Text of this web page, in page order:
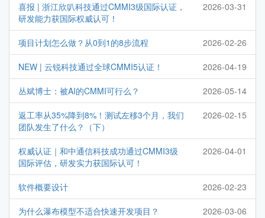
喜报 | 浙江欣叭科技通过CMMI3级国际认证，
研发能力获国际权威认可！
2026-03-31
项目计划怎么做？从0到1的8步流程 2026-02-26
NEW | 云锐科技通过全球CMMI5认证！ 2026-04-19
丛斌博士：被AI的CMMI可行么？ 2026-05-14
返工率从35%降到8%！测试左移3个月，我们
团队发生了什么？（下）
2026-02-15
权威认证｜和中通信科技成功通过CMMI3级
国际评估，研发实力获国际认可！
2026-04-01
软件概要设计 2026-02-23
为什么瀑布模型不适合快速开发项目？ 2026-03-06